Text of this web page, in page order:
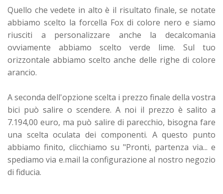
Quello che vedete in alto è il risultato finale, se notate
abbiamo scelto la forcella Fox di colore nero e siamo
riusciti a personalizzare anche la decalcomania
ovviamente abbiamo scelto verde lime. Sul tuo
orizzontale abbiamo scelto anche delle righe di colore
arancio.
A seconda dell'opzione scelta i prezzo finale della vostra
bici può salire o scendere. A noi il prezzo è salito a
7.194,00 euro, ma può salire di parecchio, bisogna fare
una scelta oculata dei componenti. A questo punto
abbiamo finito, clicchiamo su "Pronti, partenza via... e
spediamo via e.mail la configurazione al nostro negozio
di fiducia.